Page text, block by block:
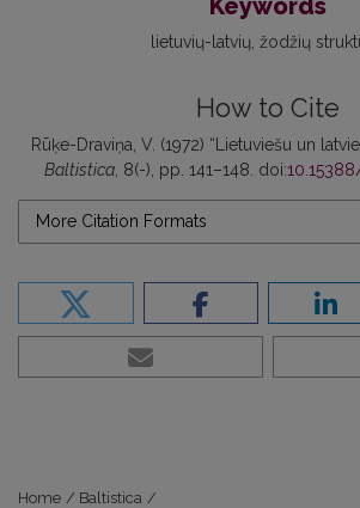
Keywords
lietuvių-latvių žodžių
How to Cite
Rūķe-Draviņa, V. (1972) “Lietuviešu un
Baltistica, 8(-), pp. 141–148. doi:
More Citation Formats
Home / Baltistica /